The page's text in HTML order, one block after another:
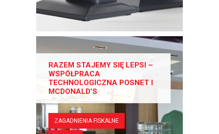
RAZEM STAJEMY SIĘ LEPSI –
WSPÓŁPRACA
TECHNOLOGICZNA POSNET I
MCDONALD’S
ZAGADNIENIA FISKALNE